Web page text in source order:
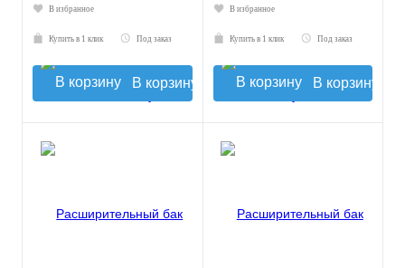
В избранное
Купить в 1 клик Под заказ
В корзину
В избранное
Купить в 1 клик Под заказ
В корзину